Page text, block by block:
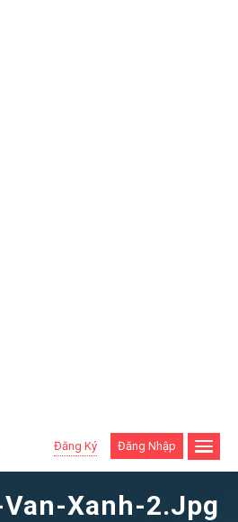
Đăng Ký Đăng Nhập
Xanh-2.jpg